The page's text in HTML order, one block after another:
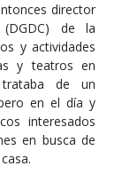
director
de la
y actividades
y teatros en
trataba de un
en el día y
interesados
en busca de